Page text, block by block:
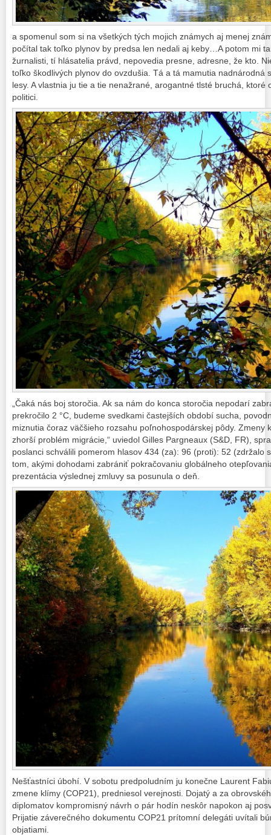
a spomenul som si na všetkých tých mojich známych aj menej
počítal tak toľko plynov by predsa len nedali aj keby…A potom mi
žurnalisti, tí hlásatelia právd, nepovedia presne, adresne, že kto.
toľko škodlivých plynov do ovzdušia. Tá a tá mamutia nadnárodná
lesy. A vlastnia ju tie a tie nenažrané, arogantné tlsté bruchá,
politici.
„Čaká nás boj storočia. Ak sa nám do konca storočia nepodarí
prekročilo 2 °C, budeme svedkami častejších období sucha,
miznutia čoraz väčšieho rozsahu poľnohospodárskej pôdy. Zmeny
zhorší problém migrácie,“ uviedol Gilles Pargneaux (S&D, FR),
poslanci schválili pomerom hlasov 434 (za): 96 (proti): 52 (zdržalo
tom, akými dohodami zabrániť pokračovaniu globálneho
prezentácia výslednej zmluvy sa posunula o deň.
Nešťastníci úbohí. V sobotu predpoludním ju konečne Laurent
zmene klímy (COP21), predniesol verejnosti. Dojatý a za
diplomatov kompromisný návrh o pár hodín neskôr napokon aj
Prijatie záverečného dokumentu COP21 prítomní delegáti uvítali
objatiami.